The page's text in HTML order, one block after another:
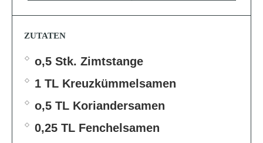
ZUTATEN
o,5 Stk. Zimtstange
1 TL Kreuzkümmelsamen
o,5 TL Koriandersamen
0,25 TL Fenchelsamen